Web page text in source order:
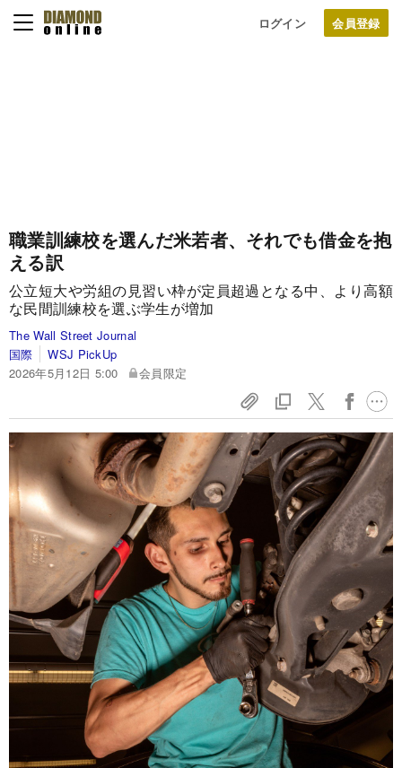
ログイン
職業訓練校を選んだ米若者、それでも借金を抱
える訳
公立短大や労組の見習い枠が定員超過となる中、より高額
な民間訓練校を選ぶ学生が増加
The Wall Street Journal
国際
WSJ PickUp
2026年5月12日 5:00
会員限定